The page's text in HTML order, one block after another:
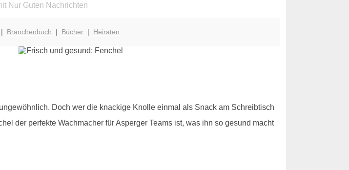
Nur Guten Nachrichten
| Branchenbuch | Bücher| Heiraten
Doch wer die knackige Knolle einmal als Snack am Schreibtisch
der perfekte Wachmacher für Asperger Teams ist, was ihn so gesund macht